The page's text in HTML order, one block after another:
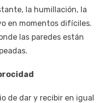
la humillación, la
en momentos difíciles.
las paredes están
de dar y recibir en igual